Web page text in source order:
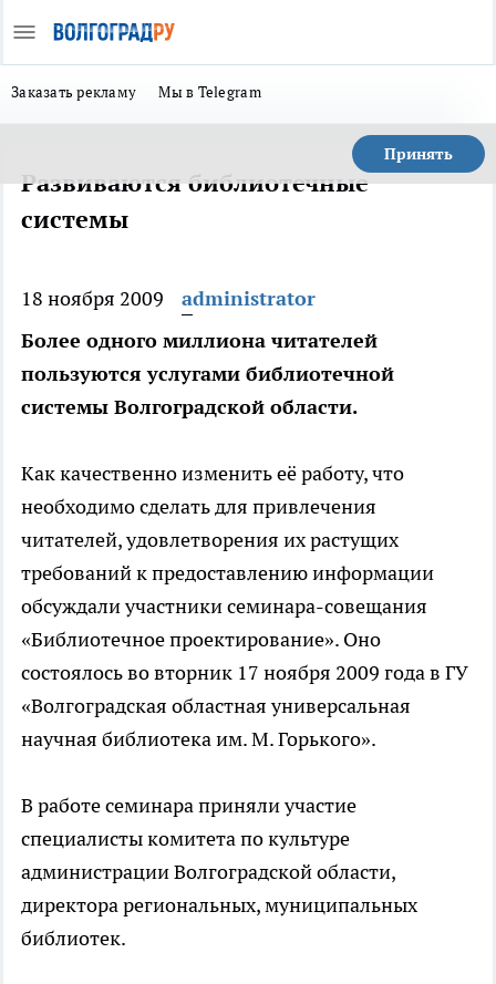
Заказать рекламу Мы в Telegram
Принять
Развиваются библиотечные
системы
18 ноября 2009
administrator
Более одного миллиона читателей
пользуются услугами библиотечной
системы Волгоградской области.
Как качественно изменить её работу, что
необходимо сделать для привлечения
читателей, удовлетворения их растущих
требований к предоставлению информации
обсуждали участники семинара-совещания
«Библиотечное проектирование». Оно
состоялось во вторник 17 ноября 2009 года в ГУ
«Волгоградская областная универсальная
научная библиотека им. М. Горького».
В работе семинара приняли участие
специалисты комитета по культуре
администрации Волгоградской области,
директора региональных, муниципальных
библиотек.